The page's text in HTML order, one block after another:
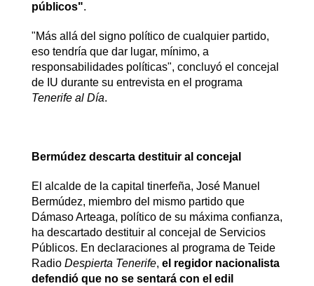
públicos".
"Más allá del signo político de cualquier partido,
eso tendría que dar lugar, mínimo, a
responsabilidades políticas", concluyó el concejal
de IU durante su entrevista en el programa
Tenerife al Día.
Bermúdez descarta destituir al concejal
El alcalde de la capital tinerfeña, José Manuel
Bermúdez, miembro del mismo partido que
Dámaso Arteaga, político de su máxima confianza,
ha descartado destituir al concejal de Servicios
Públicos. En declaraciones al programa de Teide
Radio Despierta Tenerife, el regidor nacionalista
defendió que no se sentará con el edil